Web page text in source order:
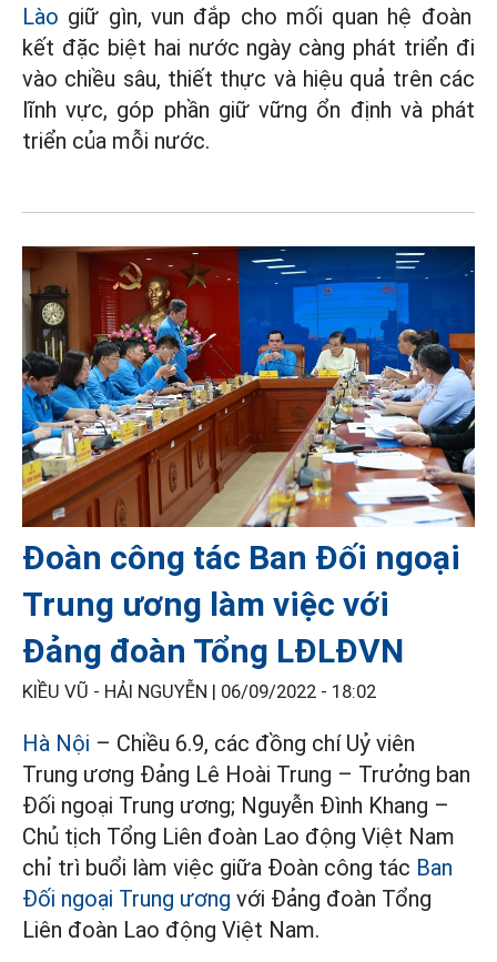
Lào giữ gìn, vun đắp cho mối quan hệ đoàn
kết đặc biệt hai nước ngày càng phát triển đi
vào chiều sâu, thiết thực và hiệu quả trên các
lĩnh vực, góp phần giữ vững ổn định và phát
triển của mỗi nước.
Đoàn công tác Ban Đối ngoại
Trung ương làm việc với
Đảng đoàn Tổng LĐLĐVN
KIỀU VŨ - HẢI NGUYỄN | 06/09/2022 - 18:02
Hà Nội – Chiều 6.9, các đồng chí Uỷ viên
Trung ương Đảng Lê Hoài Trung – Trưởng ban
Đối ngoại Trung ương; Nguyễn Đình Khang –
Chủ tịch Tổng Liên đoàn Lao động Việt Nam
chỉ trì buổi làm việc giữa Đoàn công tác Ban
Đối ngoại Trung ương với Đảng đoàn Tổng
Liên đoàn Lao động Việt Nam.